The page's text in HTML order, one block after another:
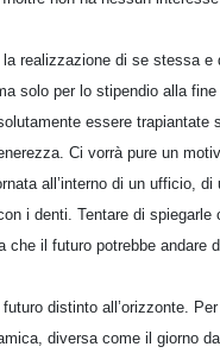
la realizzazione di se stessa
solo per lo stipendio alla
essere
Ci vorrà pure un
all’interno di un ufficio,
i denti. Tentare di
che il futuro potrebbe
distinto all’orizzonte.
diversa come il giorno